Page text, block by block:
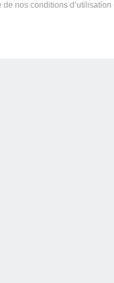
nos conditions